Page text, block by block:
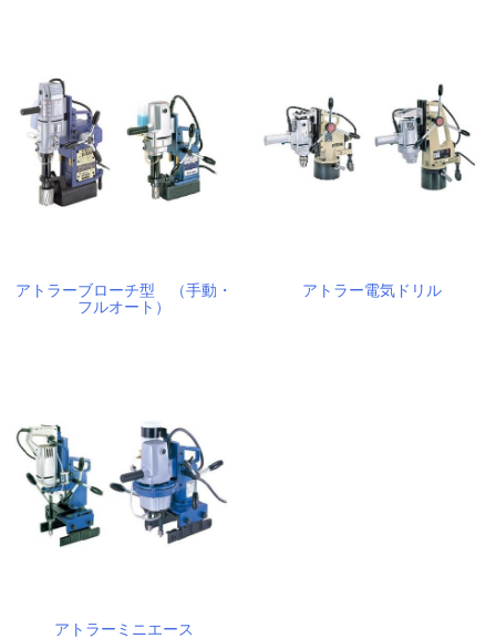
アトラーブローチ型 （手動・
フルオート）
アトラー電気ドリル
アトラーミニエース